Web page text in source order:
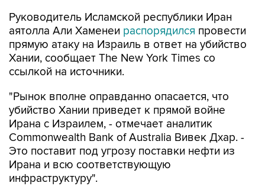
Руководитель Исламской республики Иран
аятолла Али Хаменеи распорядился провести
прямую атаку на Израиль в ответ на убийство
Хании, сообщает The New York Times со
ссылкой на источники.
"Рынок вполне оправданно опасается, что
убийство Хании приведет к прямой войне
Ирана с Израилем, - отмечает аналитик
Commonwealth Bank of Australia Вивек Дхар. -
Это поставит под угрозу поставки нефти из
Ирана и всю соответствующую
инфраструктуру".